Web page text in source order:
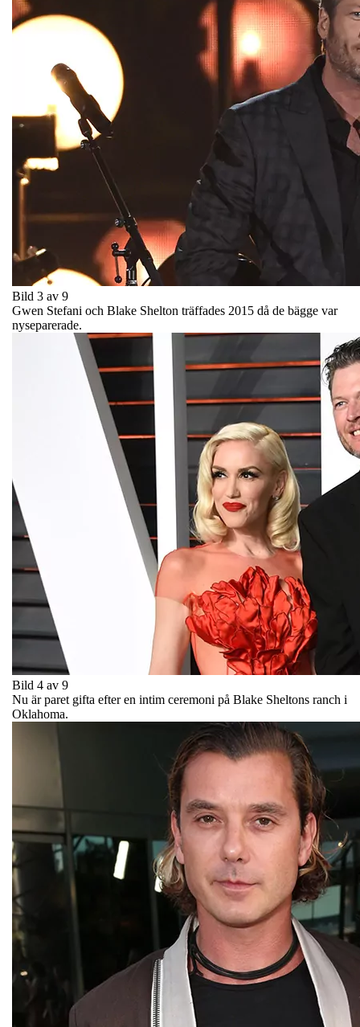
Bild 3 av 9
Gwen Stefani och Blake Shelton träffades 2015 då de bägge var
nyseparerade.
Bild 4 av 9
Nu är paret gifta efter en intim ceremoni på Blake Sheltons ranch i
Oklahoma.